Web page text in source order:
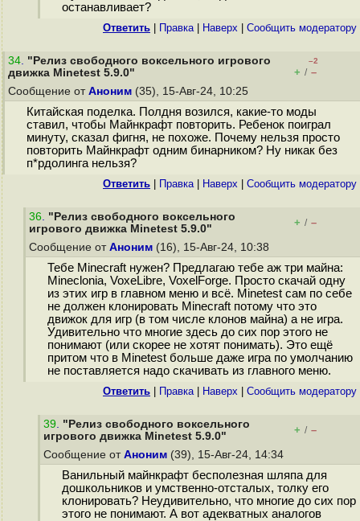
останавливает?
Ответить Правка| Наверх Cообщить модератору
34. "Релиз свободного воксельного игрового
движка Minetest 5.9.0"
–2
+ / –
Сообщение от Аноним (35), 15-Авг-24, 10:25
Китайская поделка. Полдня возился, какие-то моды
ставил, чтобы Майнкрафт повторить. Ребенок поиграл
минуту, сказал фигня, не похоже. Почему нельзя просто
повторить Майнкрафт одним бинарником? Ну никак без
п*рдолинга нельзя?
Ответить Правка| Наверх Cообщить модератору
36. "Релиз свободного воксельного
игрового движка Minetest 5.9.0"
+ / –
Сообщение от Аноним (16), 15-Авг-24, 10:38
Тебе Minecraft нужен? Предлагаю тебе аж три майна:
Mineclonia, VoxeLibre, VoxelForge. Просто скачай одну
из этих игр в главном меню и всё. Minetest сам по себе
не должен клонировать Minecraft потому что это
движок для игр (в том числе клонов майна) а не игра.
Удивительно что многие здесь до сих пор этого не
понимают (или скорее не хотят понимать). Это ещё
притом что в Minetest больше даже игра по умолчанию
не поставляется надо скачивать из главного меню.
Ответить Правка| Наверх Cообщить модератору
39. "Релиз свободного воксельного
игрового движка Minetest 5.9.0"
+ / –
Сообщение от Аноним (39), 15-Авг-24, 14:34
Ванильный майнкрафт бесполезная шляпа для
дошкольников и умственно-отсталых, толку его
клонировать? Неудивительно, что многие до сих пор
этого не понимают. А вот адекватных аналогов